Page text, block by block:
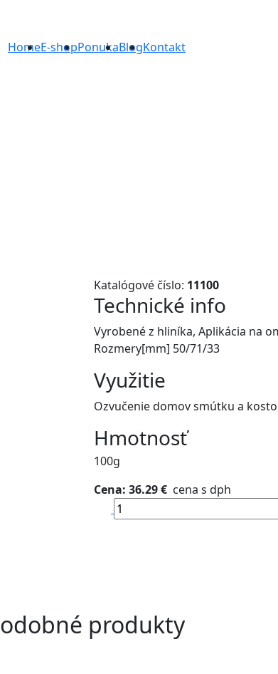
HomeE-shopPonukaBlogKontakt
Katalógové číslo: 11100
Technické info
Vyrobené z hliníka, Aplikácia na
Rozmery[mm] 50/71/33
Využitie
Ozvučenie domov smútku a
Hmotnosť
100g
Cena: 36.29 € cena s dph
produkty